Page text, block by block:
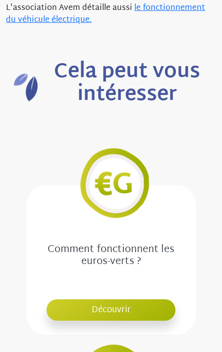
L'association Avem détaille aussi le fonctionnement
du véhicule électrique.
Cela peut vous
intéresser
Comment fonctionnent les
euros-verts ?
Découvrir